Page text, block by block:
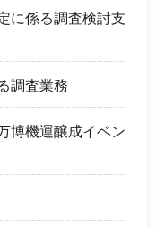
に係る調査検討支
調査業務
博機運醸成イベン